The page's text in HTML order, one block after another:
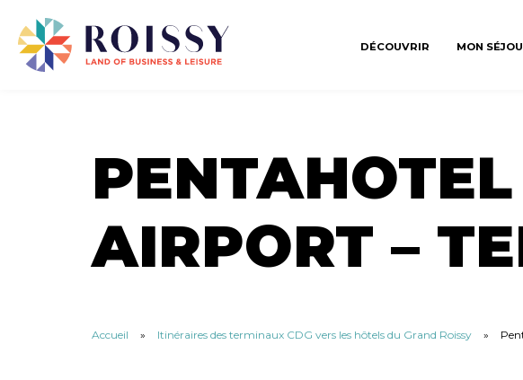
DÉCOUVRIR MON
AIRPORT –
Accueil » Itinéraires des terminaux CDG vers les hôtels du Grand Roissy »